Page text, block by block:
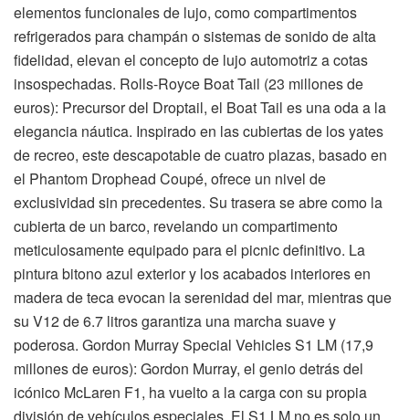
elementos funcionales de lujo, como compartimentos
refrigerados para champán o sistemas de sonido de alta
fidelidad, elevan el concepto de lujo automotriz a cotas
insospechadas. Rolls-Royce Boat Tail (23 millones de
euros): Precursor del Droptail, el Boat Tail es una oda a la
elegancia náutica. Inspirado en las cubiertas de los yates
de recreo, este descapotable de cuatro plazas, basado en
el Phantom Drophead Coupé, ofrece un nivel de
exclusividad sin precedentes. Su trasera se abre como la
cubierta de un barco, revelando un compartimento
meticulosamente equipado para el picnic definitivo. La
pintura bitono azul exterior y los acabados interiores en
madera de teca evocan la serenidad del mar, mientras que
su V12 de 6.7 litros garantiza una marcha suave y
poderosa. Gordon Murray Special Vehicles S1 LM (17,9
millones de euros): Gordon Murray, el genio detrás del
icónico McLaren F1, ha vuelto a la carga con su propia
división de vehículos especiales. El S1 LM no es solo un